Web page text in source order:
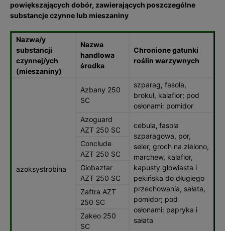
powiększających dobór, zawierających poszczególne
substancje czynne lub mieszaniny
Nazwa/y
substancji
czynnej/ych
(mieszaniny)
Nazwa
handlowa
środka
Chronione gatunki
roślin warzywnych
azoksystrobina
Azbany 250
SC
szparag, fasola,
brokuł, kalafior; pod
osłonami: pomidor
Azoguard
AZT 250 SC
cebula, fasola
szparagowa, por,
seler, groch na zielono,
marchew, kalafior,
kapusty głowiasta i
pekińska do długiego
przechowania, sałata,
pomidor; pod
osłonami: papryka i
sałata
Conclude
AZT 250 SC
Globaztar
AZT 250 SC
Zaftra AZT
250 SC
Zakeo 250
SC